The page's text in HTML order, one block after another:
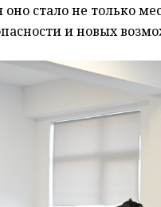
оно стало не только
и новых